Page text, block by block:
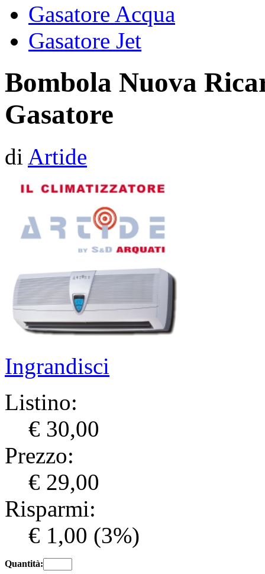
Gasatore Acqua
Gasatore Jet
Bombola Nuova
Gasatore
di Artide
Ingrandisci
Listino:
€ 30,00
Prezzo:
€ 29,00
Risparmi:
€ 1,00 (3%)
Quantità: